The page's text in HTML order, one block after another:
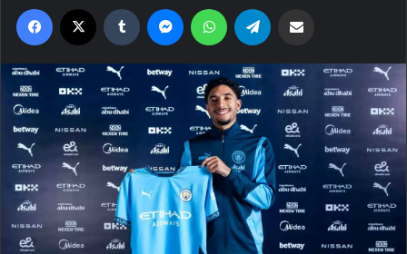
Facebook Tumblr MessengerWhatsApp